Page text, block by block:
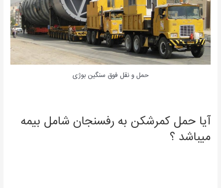
حمل و نقل فوق سنگین بوژی
آیا حمل کمرشکن به رفسنجان شامل بیمه
میباشد ؟